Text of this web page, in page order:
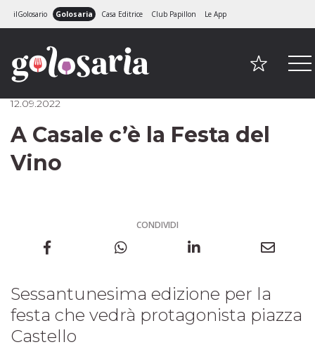
ilGolosario Golosaria Casa Editrice Club Papillon Le App
12.09.2022
A Casale c’è la Festa del
Vino
CONDIVIDI
Sessantunesima edizione per la
festa che vedrà protagonista piazza
Castello